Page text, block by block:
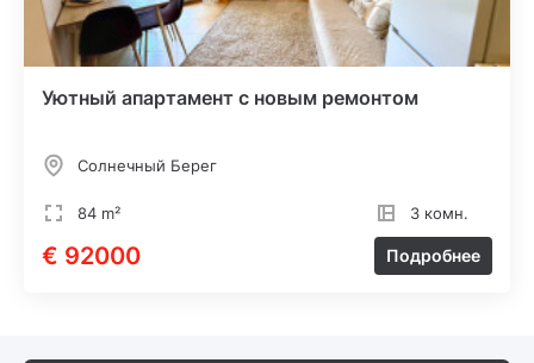
Уютный апартамент с новым ремонтом
Солнечный Берег
84 m² 3 комн.
€ 92000 Подробнее